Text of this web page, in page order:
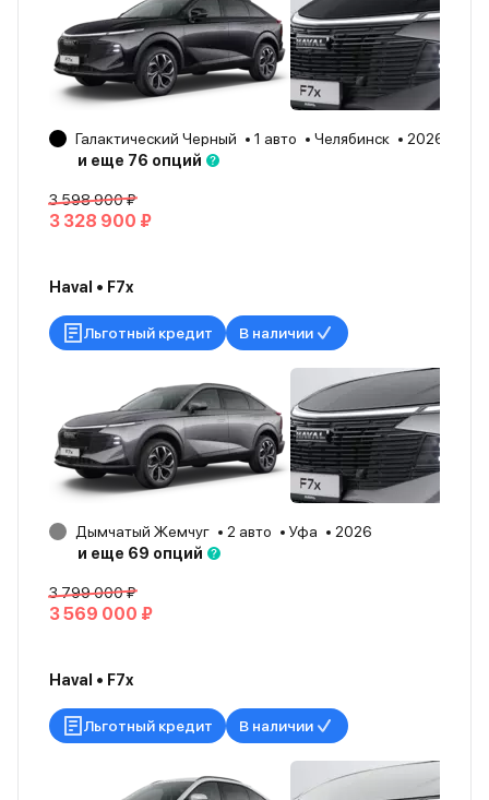
Галактический Черный 1 авто Челябинск
2026
и еще 76 опций
3 598 900 ₽
3 328 900 ₽
Haval • F7x
Льготный кредит В наличии
Дымчатый Жемчуг 2 авто Уфа
2026
и еще 69 опций
3 799 000 ₽
3 569 000 ₽
Haval • F7x
Льготный кредит В наличии